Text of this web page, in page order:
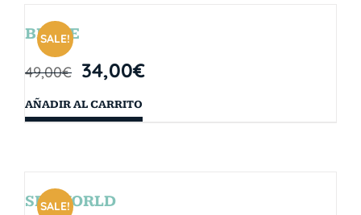
SALE!
BRYCE
49,00€ 34,00€
AÑADIR AL CARRITO
SALE!
SEAWORLD